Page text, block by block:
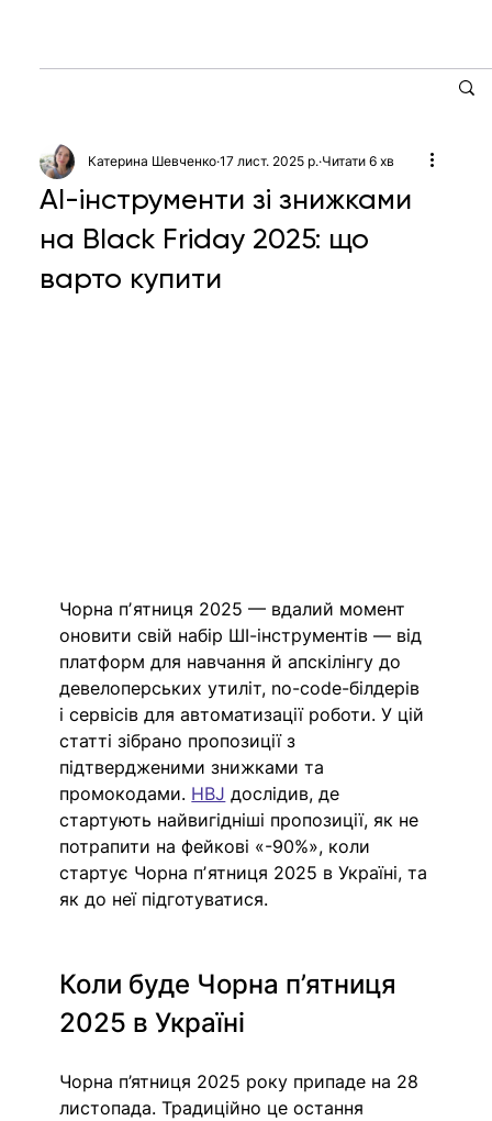
AI-інструменти зі знижками
на Black Friday 2025: що
варто купити
Катерина Шевченко 17 лист. 2025 р. Читати 6 хв
Чорна пʼятниця 2025 — вдалий момент
оновити свій набір ШІ-інструментів — від
платформ для навчання й апскілінгу до
девелоперських утиліт, no-code-білдерів
і сервісів для автоматизації роботи. У цій
статті зібрано пропозиції з
підтвердженими знижками та
промокодами. HBJ дослідив, де
стартують найвигідніші пропозиції, як не
потрапити на фейкові «-90%», коли
стартує Чорна пʼятниця 2025 в Україні, та
як до неї підготуватися.
Коли буде Чорна п’ятниця
2025 в Україні
Чорна п’ятниця 2025 року припаде на 28
листопада. Традиційно це остання